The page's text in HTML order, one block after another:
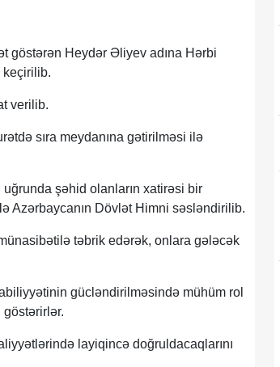
göstərən Heydər Əliyev adına Hərbi
keçirilib.
verilib.
sıra meydanına gətirilməsi ilə
şəhid olanların xatirəsi bir
Azərbaycanın Dövlət Himni səsləndirilib.
təbrik edərək, onlara gələcək
gücləndirilməsində mühüm rol
göstərirlər.
layiqincə doğruldacaqlarını